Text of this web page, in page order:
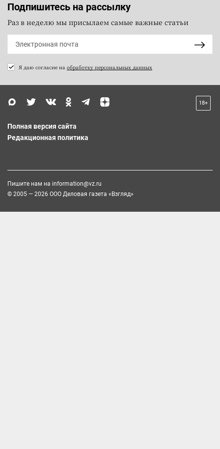
Подпишитесь на рассылку
Раз в неделю мы присылаем самые важные статьи
Я даю согласие на обработку персональных данных
18+
Полная версия сайта
Редакционная политика
Пишите нам на information@vz.ru
© 2005 — 2026 ООО Деловая газета «Взгляд»